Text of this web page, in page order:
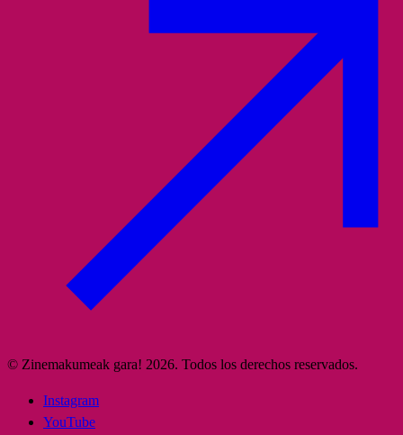
© Zinemakumeak gara! 2026. Todos los derechos reservados.
Instagram
YouTube